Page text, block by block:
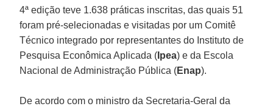
4ª edição teve 1.638 práticas inscritas, das quais 51
foram pré-selecionadas e visitadas por um Comitê
Técnico integrado por representantes do Instituto de
Pesquisa Econômica Aplicada ( Ipea) e da Escola
Nacional de Administração Pública (Enap).
De acordo com o ministro da Secretaria-Geral da